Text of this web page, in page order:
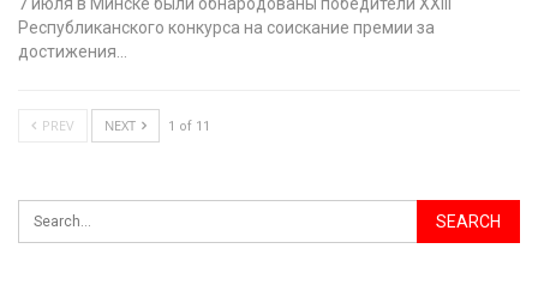
Республиканского конкурса на соискание премии за
достижения…
PREV NEXT 1 of 11